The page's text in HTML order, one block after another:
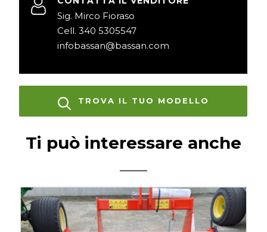
Sig. Mirco Fioraso
Cell. 340 5305547
infobassan@bassan.com
TROVA IL TUO MODELLO
Ti può interessare anche